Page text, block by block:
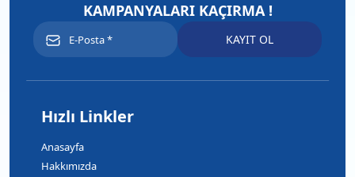
KAMPANYALARI KAÇIRMA !
Hızlı Linkler
Anasayfa
Hakkımızda